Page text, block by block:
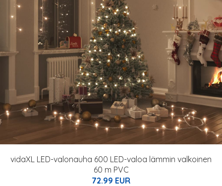
vidaXL LED-valonauha 600 LED-valoa lämmin valkoinen
60 m PVC
72.99 EUR